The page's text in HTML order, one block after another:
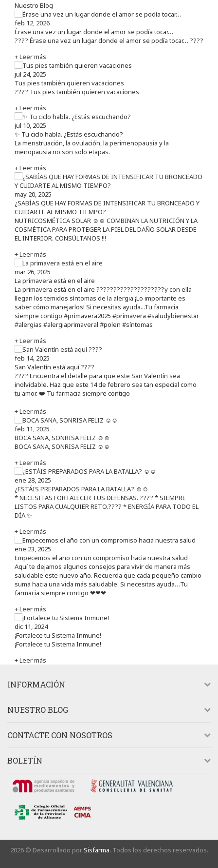
Nuestro Blog
feb 12, 2026
Érase una vez un lugar donde el amor se podía tocar…
???? Érase una vez un lugar donde el amor se podía tocar… ????
+ Leer más
jul 24, 2025
Tus pies también quieren vacaciones
???? Tus pies también quieren vacaciones
+ Leer más
jul 10, 2025
✨ Tu ciclo habla. ¿Estás escuchando?
La menstruación, la ovulación, la perimenopausia y la
menopausia no son solo etapas.
+ Leer más
may 20, 2025
¿SABÍAS QUE HAY FORMAS DE INTENSIFICAR TU BRONCEADO Y
CUIDARTE AL MISMO TIEMPO?
NUTRICOSMÉTICA SOLAR ☺️☺️ COMBINAN LA NUTRICIÓN Y LA
COSMÉTICA PARA PROTEGER LA PIEL DEL DAÑO SOLAR DESDE
EL INTERIOR. CONSÚLTANOS !!!
+ Leer más
mar 26, 2025
La primavera está en el aire
La primavera está en el aire ????????????????????y con ella
llegan los temidos síntomas de la alergia ¡Lo importante es
saber cómo manejarlos! Si necesitas ayuda...Tu farmacia
siempre contigo #primavera2025 #primavera #saludybienestar
#alergias #alergiaprimaveral #polen #síntomas
+ Leer más
feb 14, 2025
San Valentín está aquí ????
???? Encuentra el detalle para que este San Valentín sea
inolvidable. Haz que este 14 de febrero sea tan especial como
tu amor. ❤️ Tu farmacia siempre contigo
+ Leer más
feb 11, 2025
BOCA SANA, SONRISA FELIZ ☺️☺️
BOCA SANA, SONRISA FELIZ ☺️☺️
+ Leer más
ene 28, 2025
¿ESTÁIS PREPARADOS PARA LA BATALLA? ☺️☺️
* NECESITAS FORTALECER TUS DEFENSAS. ????️ * SIEMPRE
LISTOS PARA CUALQUIER RETO.???? * ENERGÍA PARA TODO EL
DÍA.✨
+ Leer más
ene 23, 2025
Empecemos el año con un compromiso hacia nuestra salud
Aquí te dejamos algunos consejos para vivir de manera más
saludable este nuevo año. Recuerda que cada pequeño cambio
suma hacia una vida más saludable. Si necesitas ayuda…Tu
farmacia siempre contigo ❤❤❤
+ Leer más
dic 11, 2024
¡Fortalece tu Sistema Inmune!
¡Fortalece tu Sistema Inmune!
+ Leer más
INFORMACIÓN
NUESTRO BLOG
CONTACTE CON NOSOTROS
BOLETÍN
2026 © Desarrollado porSisfarma. Todos los derechos reservados.